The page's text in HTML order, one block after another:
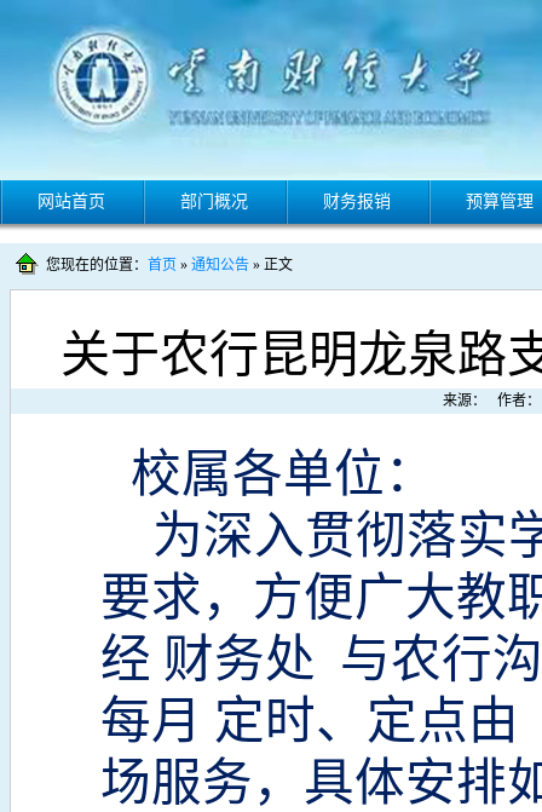
网站首页 部门概况 财务报销 预算管理
您现在的位置： 首页 » 通知公告 » 正文
关于农行昆明龙泉路
来源： 作者：
校属各单位：
为深入贯彻落实
要求，方便广大教
经 财务处 与农行
每月 定时、定点由
场服务，具体安排